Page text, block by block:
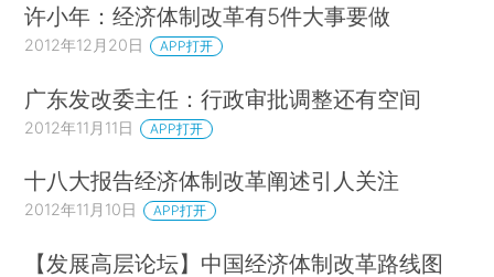
许小年：经济体制改革有5件大事要做
2012年12月20日 APP打开
广东发改委主任：行政审批调整还有空间
2012年11月11日 APP打开
十八大报告经济体制改革阐述引人关注
2012年11月10日 APP打开
【发展高层论坛】中国经济体制改革路线图